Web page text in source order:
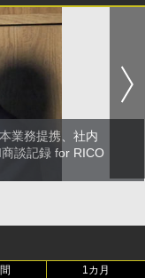
業務提携、社内
談記録 for RICO
1カ月